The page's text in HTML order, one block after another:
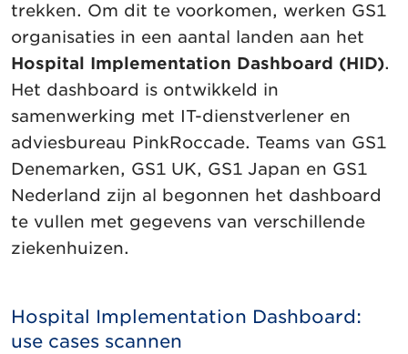
trekken. Om dit te voorkomen, werken GS1
organisaties in een aantal landen aan het
Hospital Implementation Dashboard (HID).
Het dashboard is ontwikkeld in
samenwerking met IT-dienstverlener en
adviesbureau PinkRoccade. Teams van GS1
Denemarken, GS1 UK, GS1 Japan en GS1
Nederland zijn al begonnen het dashboard
te vullen met gegevens van verschillende
ziekenhuizen.
Hospital Implementation Dashboard:
use cases scannen